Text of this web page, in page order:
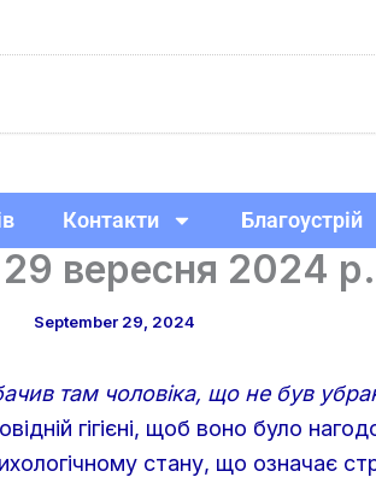
Контакти Благоустрій
29 вересня 2024 р.
September 29, 2024
там чоловіка, що не був
гігієні, щоб воно було
стану, що означає